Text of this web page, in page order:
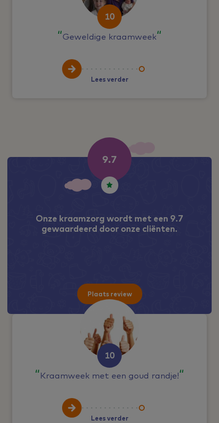
10
Geweldige kraamweek
Lees verder
Onze kraamzorg wordt met een 9.7
gewaardeerd door onze cliënten.
Plaats review
10
Kraamweek met een goud randje!
Lees verder